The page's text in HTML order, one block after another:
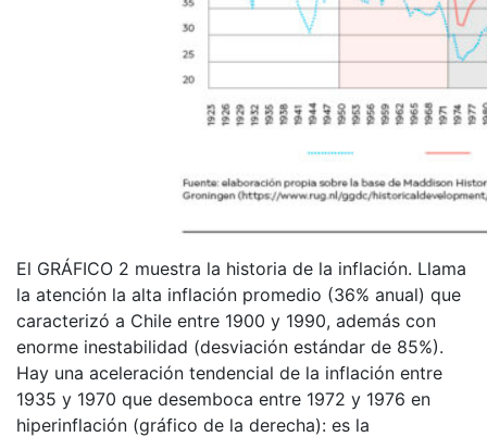
El GRÁFICO 2 muestra la historia de la inflación. Llama
la atención la alta inflación promedio (36% anual) que
caracterizó a Chile entre 1900 y 1990, además con
enorme inestabilidad (desviación estándar de 85%).
Hay una aceleración tendencial de la inflación entre
1935 y 1970 que desemboca entre 1972 y 1976 en
hiperinflación (gráfico de la derecha): es la